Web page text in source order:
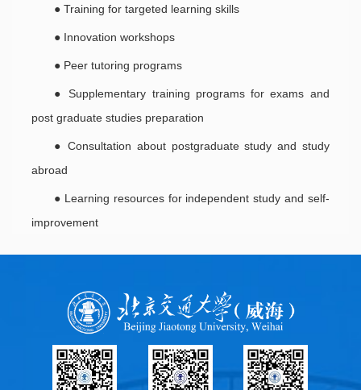
● Training for targeted learning skills
● Innovation workshops
● Peer tutoring programs
● Supplementary training programs for exams and
post graduate studies preparation
● Consultation about postgraduate study and study
abroad
● Learning resources for independent study and self-
improvement